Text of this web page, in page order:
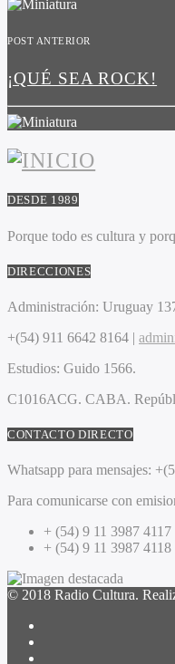
POST ANTERIOR
¡QUÉ SEA ROCK!
DESDE 1989
Porque todo es cultura y
DIRECCIONES
Administración: Uruguay
+(54) 911 6642 8164 |
Estudios: Guido 1566.
C1016ACG. CABA.
CONTACTO DIRECTO
Whatsapp para mensajes:
Para comunicarse con
+ (54) 9 11 3987 4117
+ (54) 9 11 3987 4118
© 2018 Radio Cultura.